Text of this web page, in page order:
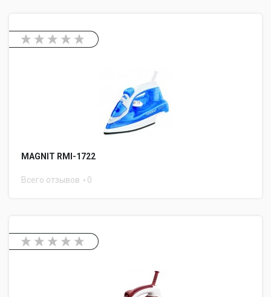
MAGNIT RMI-1722
Всего отзывов 0